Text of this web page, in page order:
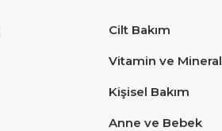
Cilt Bakım
Vitamin ve Mineral
Kişisel Bakım
Anne ve Bebek